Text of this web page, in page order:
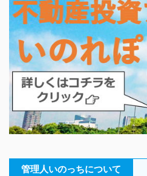
管理人いのっちについて